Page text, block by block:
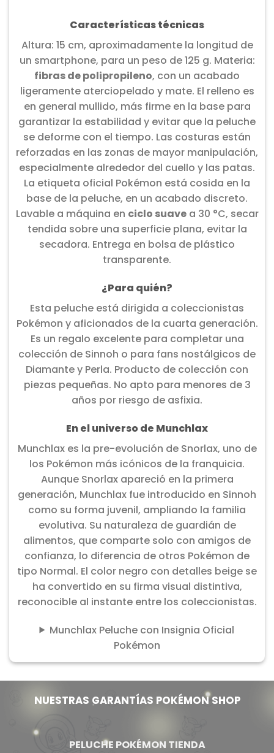
Características técnicas
Altura: 15 cm, aproximadamente la longitud de
un smartphone, para un peso de 125 g. Materia:
fibras de polipropileno, con un acabado
ligeramente aterciopelado y mate. El relleno es
en general mullido, más firme en la base para
garantizar la estabilidad y evitar que la peluche
se deforme con el tiempo. Las costuras están
reforzadas en las zonas de mayor manipulación,
especialmente alrededor del cuello y las patas.
La etiqueta oficial Pokémon está cosida en la
base de la peluche, en un acabado discreto.
Lavable a máquina en ciclo suavea 30 °C, secar
tendida sobre una superficie plana, evitar la
secadora. Entrega en bolsa de plástico
transparente.
¿Para quién?
Esta peluche está dirigida a coleccionistas
Pokémon y aficionados de la cuarta generación.
Es un regalo excelente para completar una
colección de Sinnoh o para fans nostálgicos de
Diamante y Perla. Producto de colección con
piezas pequeñas. No apto para menores de 3
años por riesgo de asfixia.
En el universo de Munchlax
Munchlax es la pre-evolución de Snorlax, uno de
los Pokémon más icónicos de la franquicia.
Aunque Snorlax apareció en la primera
generación, Munchlax fue introducido en Sinnoh
como su forma juvenil, ampliando la familia
evolutiva. Su naturaleza de guardián de
alimentos, que comparte solo con amigos de
confianza, lo diferencia de otros Pokémon de
tipo Normal. El color negro con detalles beige se
ha convertido en su firma visual distintiva,
reconocible al instante entre los coleccionistas.
Munchlax Peluche con Insignia Oficial
Pokémon
NUESTRAS GARANTÍAS POKÉMON SHOP
PELUCHE POKÉMON TIENDA